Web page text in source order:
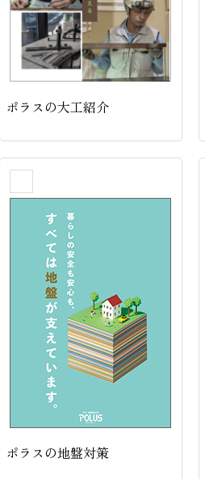
ポラスの大工紹介
ポラスの地盤対策